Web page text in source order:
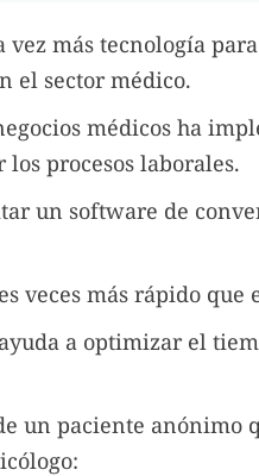
vez más tecnología
el sector médico.
médicos ha
procesos laborales.
un software de
veces más rápido que
a optimizar el
un paciente anónimo